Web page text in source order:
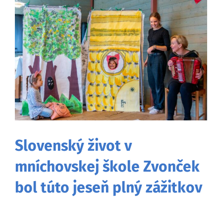
väčší
obrázok
Slovenský život v
mníchovskej škole Zvonček
bol túto jeseň plný zážitkov